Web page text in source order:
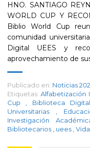
HNO. SANTIAGO
WORLD CUP Y
Biblio World Cup
comunidad
Digital UEES y
aprovechamiento de
Publicado en: Noticias
Etiquetas: Alfabetización
Cup
Biblioteca
Universitarias
Investigación
Bibliotecarios
uees